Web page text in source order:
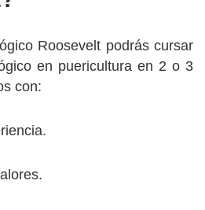
Roosevelt podrás cursar
en puericultura en 2 o 3
con: